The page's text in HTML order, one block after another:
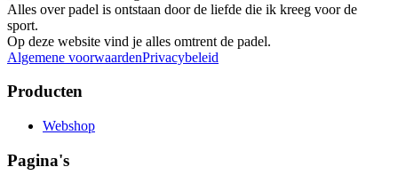
Alles over padel is ontstaan door de liefde die ik kreeg voor de
sport.
Op deze website vind je alles omtrent de padel.
Algemene voorwaardenPrivacybeleid
Producten
Webshop
Pagina's